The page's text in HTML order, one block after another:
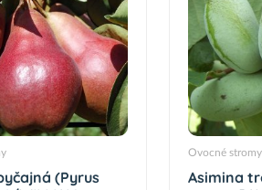
(Pyrus
Ovocné stromy
Asimina